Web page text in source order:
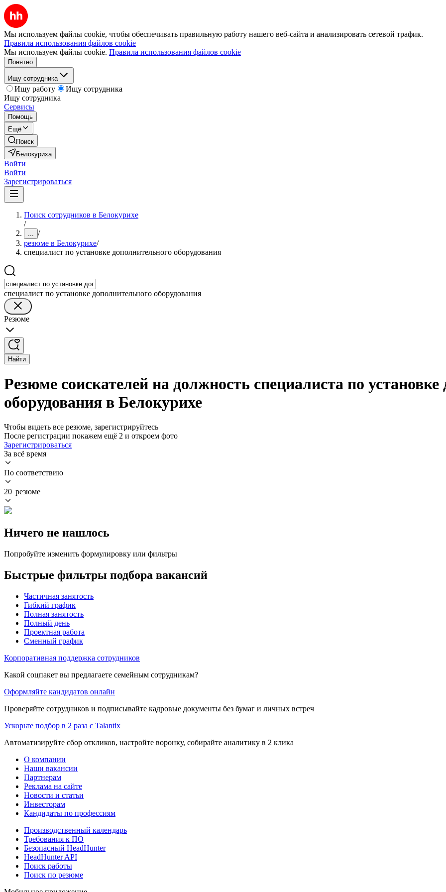
Мы используем файлы cookie, чтобы обеспечивать правильную работу нашего веб-сайта и анализировать сетевой трафик.
Правила использования файлов cookie
Мы используем файлы cookie. Правила использования файлов cookie
Понятно
Ищу сотрудника
Ищу работу
Ищу сотрудника
Ищу сотрудника
Сервисы
Помощь
Ещё
Поиск
Белокуриха
Войти
Войти
Зарегистрироваться
Поиск сотрудников в Белокурихе
/
... /
резюме в Белокурихе/
специалист по установке дополнительного оборудования
специалист по установке дополнительного оборудования
Резюме
Найти
Резюме соискателей на должность специалиста по установке
оборудования в Белокурихе
Чтобы видеть все резюме, зарегистрируйтесь
После регистрации покажем ещё 2 и откроем фото
Зарегистрироваться
За всё время
По соответствию
20 резюме
Ничего не нашлось
Попробуйте изменить формулировку или фильтры
Быстрые фильтры подбора вакансий
Частичная занятость
Гибкий график
Полная занятость
Полный день
Проектная работа
Сменный график
Корпоративная поддержка сотрудников
Какой соцпакет вы предлагаете семейным сотрудникам?
Оформляйте кандидатов онлайн
Проверяйте сотрудников и подписывайте кадровые документы без бумаг и личных встреч
Ускорьте подбор в 2 раза с Talantix
Автоматизируйте сбор откликов, настройте воронку, собирайте аналитику в 2 клика
О компании
Наши вакансии
Партнерам
Реклама на сайте
Новости и статьи
Инвесторам
Кандидаты по профессиям
Производственный календарь
Требования к ПО
Безопасный HeadHunter
HeadHunter API
Поиск работы
Поиск по резюме